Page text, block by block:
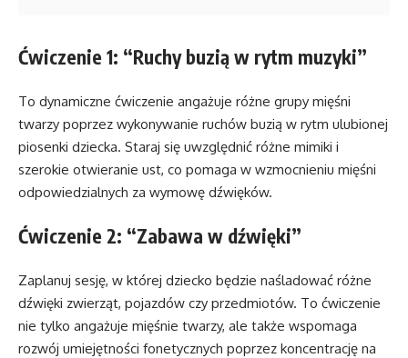
Ćwiczenie 1: “Ruchy buzią w rytm muzyki”
To dynamiczne ćwiczenie angażuje różne grupy mięśni
twarzy poprzez wykonywanie ruchów buzią w rytm ulubionej
piosenki dziecka. Staraj się uwzględnić różne mimiki i
szerokie otwieranie ust, co pomaga w wzmocnieniu mięśni
odpowiedzialnych za wymowę dźwięków.
Ćwiczenie 2: “Zabawa w dźwięki”
Zaplanuj sesję, w której dziecko będzie naśladować różne
dźwięki zwierząt, pojazdów czy przedmiotów. To ćwiczenie
nie tylko angażuje mięśnie twarzy, ale także wspomaga
rozwój umiejętności fonetycznych poprzez koncentrację na